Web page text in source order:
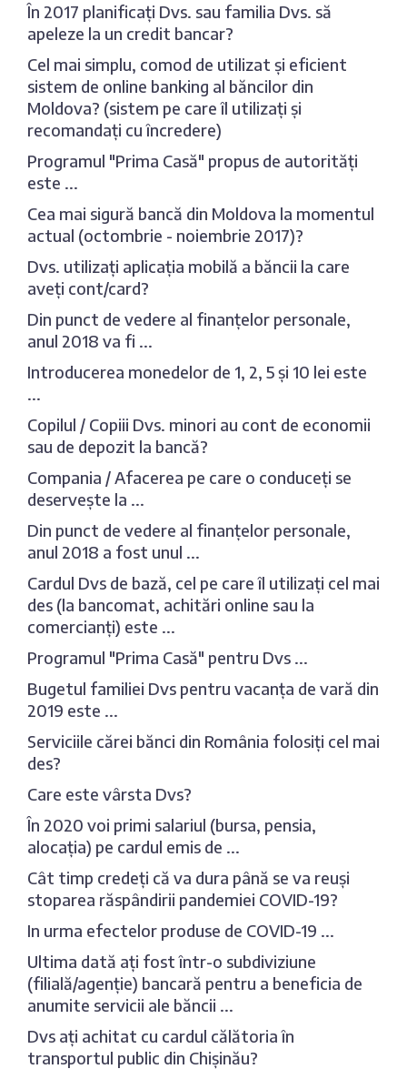
În 2017 planificați Dvs. sau familia Dvs. să
apeleze la un credit bancar?
Cel mai simplu, comod de utilizat și eficient
sistem de online banking al băncilor din
Moldova? (sistem pe care îl utilizați și
recomandați cu încredere)
Programul "Prima Casă" propus de autorități
este ...
Cea mai sigură bancă din Moldova la momentul
actual (octombrie - noiembrie 2017)?
Dvs. utilizați aplicația mobilă a băncii la care
aveți cont/card?
Din punct de vedere al finanțelor personale,
anul 2018 va fi ...
Introducerea monedelor de 1, 2, 5 și 10 lei este
...
Copilul / Copiii Dvs. minori au cont de economii
sau de depozit la bancă?
Compania / Afacerea pe care o conduceți se
deservește la ...
Din punct de vedere al finanțelor personale,
anul 2018 a fost unul ...
Cardul Dvs de bază, cel pe care îl utilizați cel mai
des (la bancomat, achitări online sau la
comercianți) este ...
Programul "Prima Casă" pentru Dvs ...
Bugetul familiei Dvs pentru vacanța de vară din
2019 este ...
Serviciile cărei bănci din România folosiți cel mai
des?
Care este vârsta Dvs?
În 2020 voi primi salariul (bursa, pensia,
alocația) pe cardul emis de ...
Cât timp credeți că va dura până se va reuși
stoparea răspândirii pandemiei COVID-19?
In urma efectelor produse de COVID-19 ...
Ultima dată ați fost într-o subdiviziune
(filială/agenție) bancară pentru a beneficia de
anumite servicii ale băncii ...
Dvs ați achitat cu cardul călătoria în
transportul public din Chișinău?